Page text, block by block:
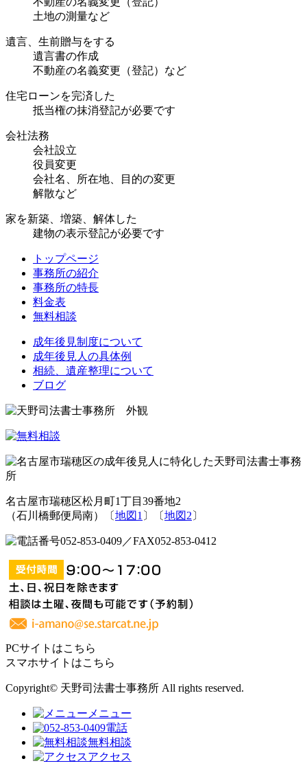
土地の測量など
遺言、生前贈与をする
遺言書の作成
不動産の名義変更（登記）など
住宅ローンを完済した
抵当権の抹消登記が必要です
会社法務
会社設立
役員変更
会社名、所在地、目的の変更
解散など
家を新築、増築、解体した
建物の表示登記が必要です
トップページ
事務所の紹介
事務所の特長
料金表
無料相談
成年後見制度について
成年後見人の具体例
相続、遺産整理について
ブログ
名古屋市瑞穂区松月町1丁目39番地2
（石川橋郵便局南）〔地図1 〕〔地図2〕
PCサイトはこちら
スマホサイトはこちら
Copyright© 天野司法書士事務所 All rights reserved.
メニュー
電話
無料相談
アクセス